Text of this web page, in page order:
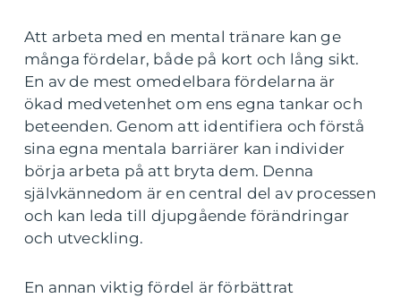
Att arbeta med en mental tränare kan ge
många fördelar, både på kort och lång sikt.
En av de mest omedelbara fördelarna är
ökad medvetenhet om ens egna tankar och
beteenden. Genom att identifiera och förstå
sina egna mentala barriärer kan individer
börja arbeta på att bryta dem. Denna
självkännedom är en central del av processen
och kan leda till djupgående förändringar
och utveckling.
En annan viktig fördel är förbättrat